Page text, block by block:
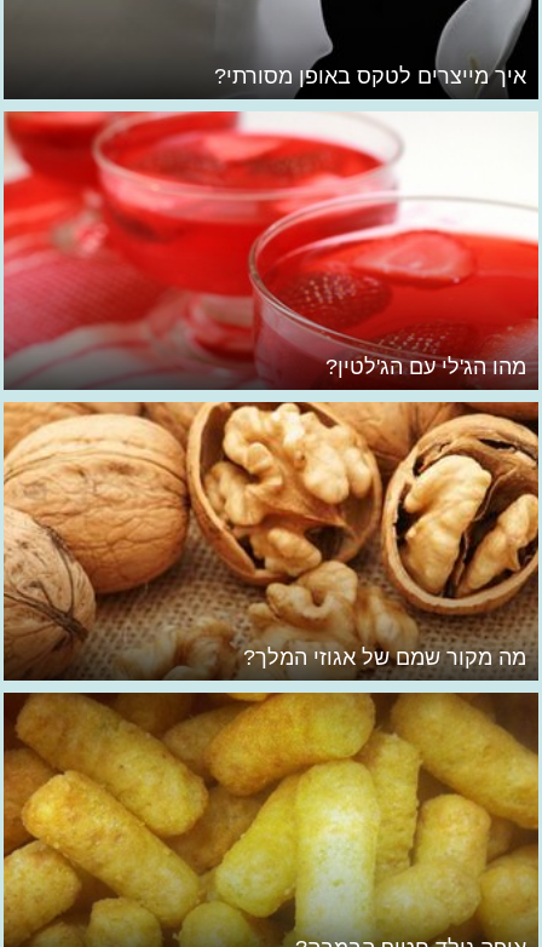
איך מייצרים לטקס באופן מסורתי?
מהו הג'לי עם הג'לטין?
מה מקור שמם של אגוזי המלך?